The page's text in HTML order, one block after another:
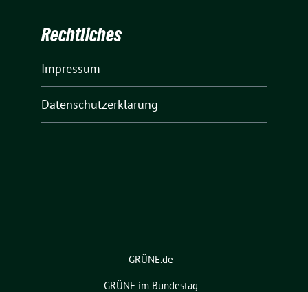
Rechtliches
Impressum
Datenschutzerklärung
GRÜNE.de
GRÜNE im Bundestag